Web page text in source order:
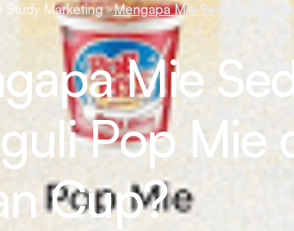
Study Marketing Mengapa Mie Sedaap Cup
Mie
Pop Mie
Cup?